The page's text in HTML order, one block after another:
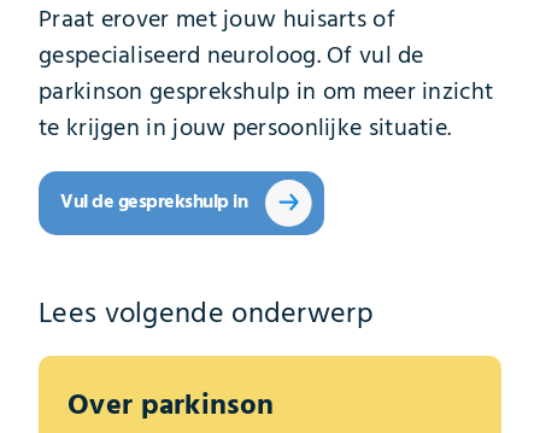
Praat erover met jouw huisarts of
gespecialiseerd neuroloog. Of vul de
parkinson gesprekshulp in om meer inzicht
te krijgen in jouw persoonlijke situatie.
Vul de gesprekshulp in
Lees volgende onderwerp
Over parkinson